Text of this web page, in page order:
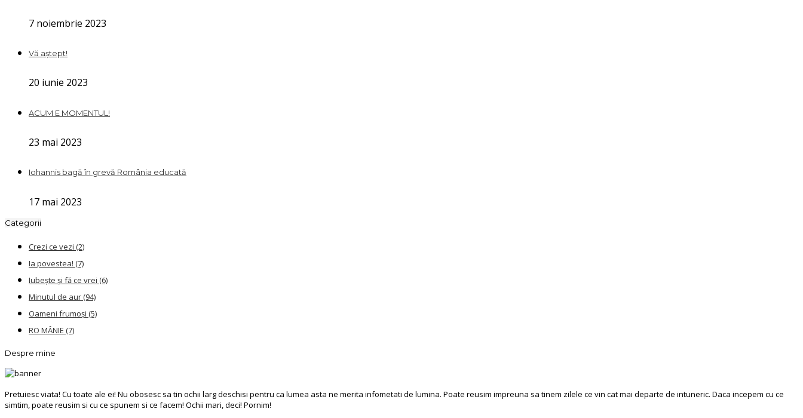
7 noiembrie 2023
Vă aștept!
20 iunie 2023
ACUM E MOMENTUL!
23 mai 2023
Iohannis bagă în grevă România educată
17 mai 2023
Categorii
Crezi ce vezi (2)
Ia povestea! (7)
Iubește și fă ce vrei (6)
Minutul de aur(94)
Oameni frumoși (5)
RO MÂNIE (7)
Despre mine
Pretuiesc viata! Cu toate ale ei! Nu obosesc sa tin ochii larg deschisi pentru ca lumea asta ne merita infometati de lumina. Poate reusim impreuna sa tinem zilele ce vin cat mai departe de intuneric. Daca incepem cu ce
simtim, poate reusim si cu ce spunem si ce facem! Ochii mari, deci! Pornim!